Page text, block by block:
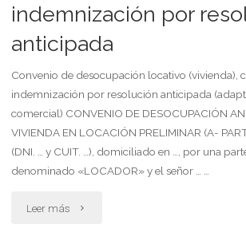
locativo
(sin
fiador
indemnización)"
indemnización por
anticipada
Convenio de desocupación locativo (vivienda),
indemnización por resolución anticipada
comercial) CONVENIO DE DESOCUPACIÓN
VIVIENDA EN LOCACIÓN PRELIMINAR (A-
(DNI. … y CUIT. …), domiciliado en …, por una
denominado «LOCADOR» y el señor … …
Leer más "Convenio